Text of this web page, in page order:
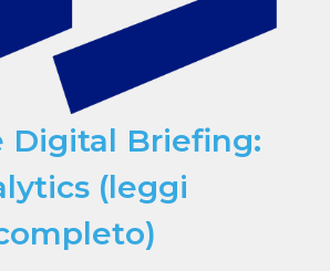
Digital Briefing:
(leggi